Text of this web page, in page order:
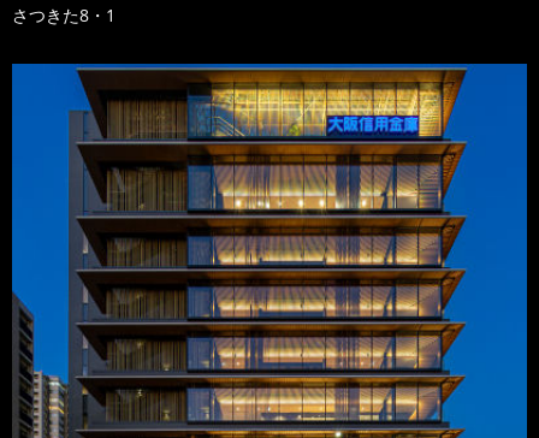
さつきた8・1